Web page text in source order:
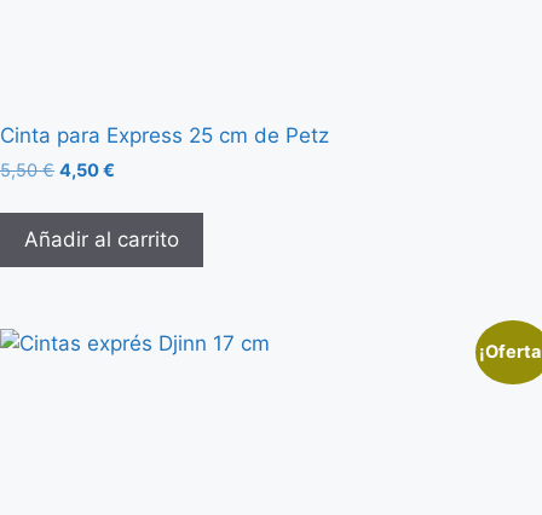
Cinta para Express 25 cm de Petz
5,50€ 4,50€
Añadir al carrito